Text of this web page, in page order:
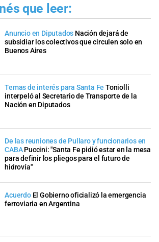
que leer:
Anuncio en Diputados Nación dejará de
subsidiar los colectivos que circulen solo en
Buenos Aires
Temas de interés para Santa Fe Toniolli
interpeló al Secretario de Transporte de la
Nación en Diputados
De las reuniones de Pullaro y funcionarios en
CABA Puccini: "Santa Fe pidió estar en la mesa
para definir los pliegos para el futuro de
hidrovía"
Acuerdo El Gobierno oficializó la emergencia
ferroviaria en Argentina